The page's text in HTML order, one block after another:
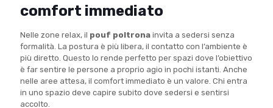
comfort immediato
Nelle zone relax, il pouf poltrona invita a sedersi senza
formalità. La postura è più libera, il contatto con l’ambiente è
più diretto. Questo lo rende perfetto per spazi dove l’obiettivo
è far sentire le persone a proprio agio in pochi istanti. Anche
nelle aree attesa, il comfort immediato è un valore. Chi entra
in uno spazio deve capire subito dove sedersi e sentirsi
accolto.